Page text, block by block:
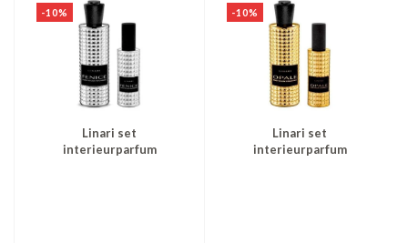
-10%
Linari set
interieurparfum
-10%
Linari set
interieurparfum